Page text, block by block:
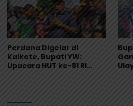
Perdana Digelar di
Kalkote, Bupati YW:
Upacara HUT ke-81 RI